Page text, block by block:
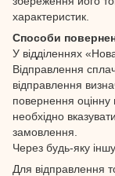
характеристик.
Способи
У відділеннях
Відправлення
відправлення
повернення оцінну
необхідно
замовлення.
Через будь-яку
Для відправлення